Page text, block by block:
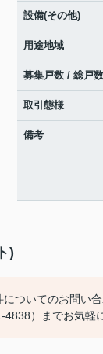
設備(その他)
用途地域
募集戸数 / 総戸数
取引態様
備考
)
ついてのお問い
）までお気軽